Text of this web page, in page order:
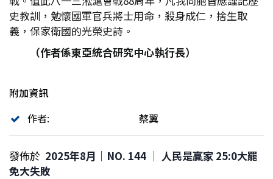
史教訓，勉懷國軍官兵將士用命，殺身成仁，捨生取
義，保家衛國的光榮史詩。
（作者係東亞統合研究中心執行長）
附加資訊
作者:
蔡翼
發佈於 2025年8月｜NO. 144 │ 人民是贏家 25:0大罷
免大失敗